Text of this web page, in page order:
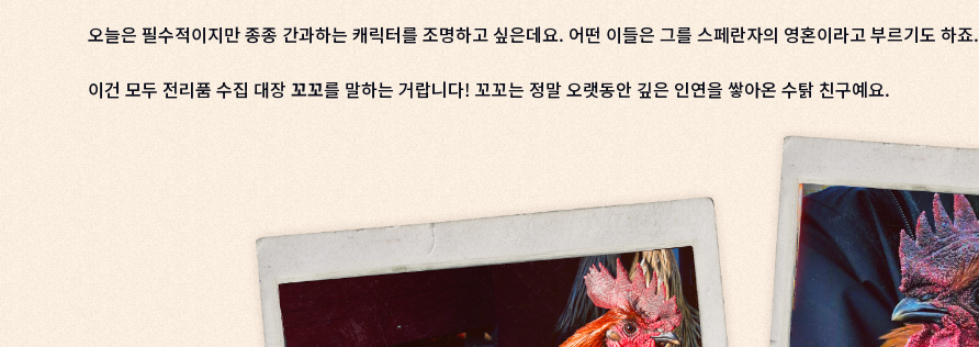
오늘은 필수적이지만 종종 간과하는 캐릭터를 조명하고 싶은데요. 어떤 이들은 그를 스페란자의 영혼이라고 부르기도 하죠.
이건 모두 전리품 수집 대장 꼬꼬를 말하는 거랍니다! 꼬꼬는 정말 오랫동안 깊은 인연을 쌓아온 수탉 친구예요.